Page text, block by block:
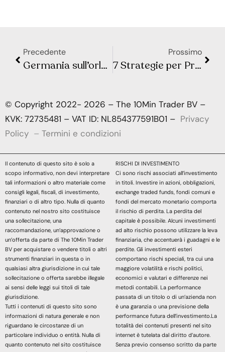
Precedente
Germania sull’orlo del Declino Economico: ecco le possibili vie d’uscita
Prossimo
7 Strategie per Proteggere i Tuoi Soldi dall’Incertezza Economica
© Copyright 2022- 2026 – The 10Min Trader BV –
KVK: 72735481 – VAT ID: NL854377591B01 – Privacy
Policy – Termini e condizioni
Il contenuto di questo sito è solo a
scopo informativo, non devi interpretare
tali informazioni o altro materiale come
consigli legali, fiscali, di investimento,
finanziari o di altro tipo. Nulla di quanto
contenuto nel nostro sito costituisce
una sollecitazione, una
raccomandazione, un’approvazione o
un’offerta da parte di The 10Min Trader
BV per acquistare o vendere titoli o altri
strumenti finanziari in questa o in
qualsiasi altra giurisdizione in cui tale
sollecitazione o offerta sarebbe illegale
ai sensi delle leggi sui titoli di tale
giurisdizione.
Tutti i contenuti di questo sito sono
informazioni di natura generale e non
riguardano le circostanze di un
particolare individuo o entità. Nulla di
quanto contenuto nel sito costituisce
RISCHI DI INVESTIMENTO
Ci sono rischi associati all’investimento
in titoli. Investire in azioni, obbligazioni,
exchange traded funds, fondi comuni e
fondi del mercato monetario comporta
il rischio di perdita. La perdita del
capitale è possibile. Alcuni investimenti
ad alto rischio possono utilizzare la leva
finanziaria, che accentuerà i guadagni e le
perdite. Gli investimenti esteri
comportano rischi speciali, tra cui una
maggiore volatilità e rischi politici,
economici e valutari e differenze nei
metodi contabili. La performance
passata di un titolo o di un’azienda non
è una garanzia o una previsione della
performance futura dell’investimento.La
totalità dei contenuti presenti nel sito
internet è tutelata dal diritto d’autore.
Senza previo consenso scritto da parte